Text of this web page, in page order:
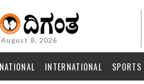
8, 2026
NATIONAL INTERNATIONAL SPORTS